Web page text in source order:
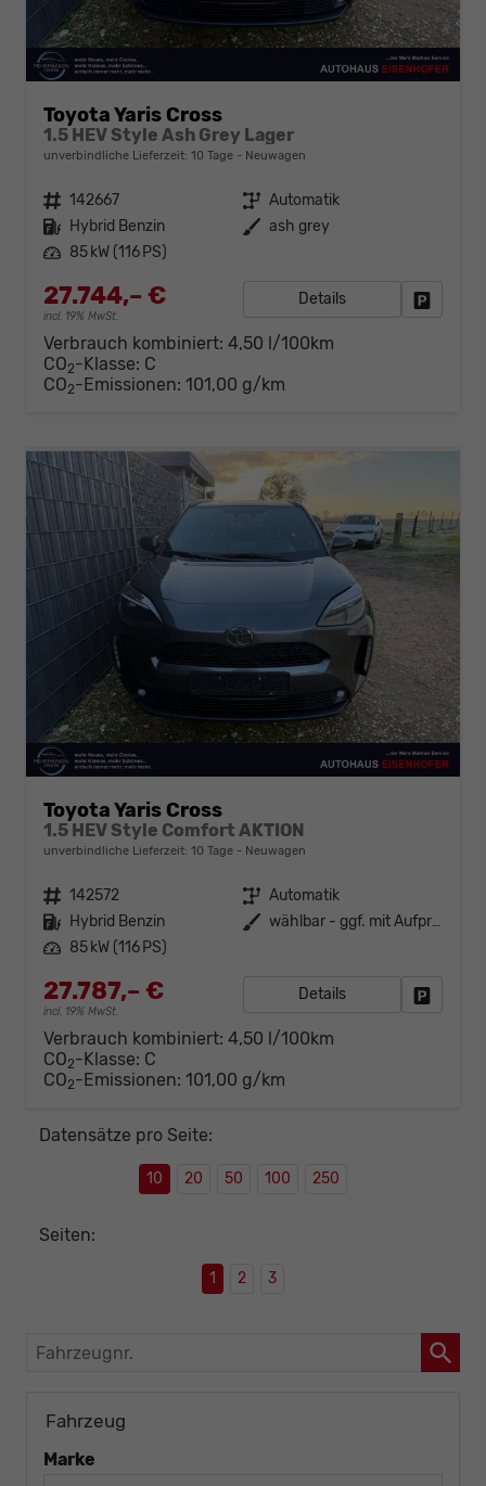
Toyota Yaris Cross
1.5 HEV Style Ash Grey Lager
unverbindliche Lieferzeit: 10 Tage Neuwagen
Fahrzeugnr. 142667 Getriebe Automatik
Kraftstoff Hybrid Benzin Außenfarbe ash grey
Leistung 85 kW (116 PS)
27.744,– €
incl. 19% MwSt.
Details
Verbrauch kombiniert: 4,50 l/100km
CO2-Klasse: C
CO2-Emissionen: 101,00 g/km
Toyota Yaris Cross
1.5 HEV Style Comfort AKTION
unverbindliche Lieferzeit: 10 Tage Neuwagen
Fahrzeugnr. 142572 Getriebe Automatik
Kraftstoff Hybrid Benzin Außenfarbe
wählbar - ggf. mit Aufpreis
Leistung 85 kW (116 PS)
27.787,– €
incl. 19% MwSt.
Details
Verbrauch kombiniert: 4,50 l/100km
CO2-Klasse: C
CO2-Emissionen: 101,00 g/km
Datensätze pro Seite:
10 20 50 100 250
Seiten:
1 2 3
Fahrzeugnr.
Fahrzeug
Marke